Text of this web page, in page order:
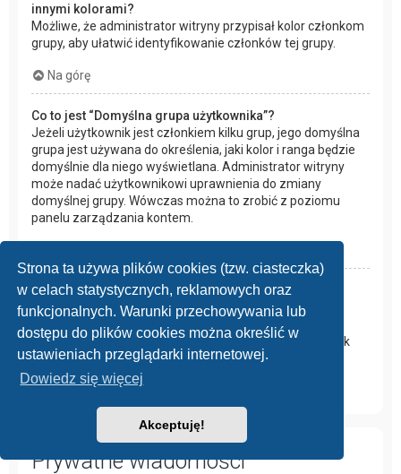
Strona ta używa plików cookies (tzw. ciasteczka)
w celach statystycznych, reklamowych oraz
funkcjonalnych. Warunki przechowywania lub
dostępu do plików cookies można określić w
ustawieniach przeglądarki internetowej.
Dowiedz się więcej
Akceptuję!
innymi kolorami?
Możliwe, że administrator witryny przypisał kolor członkom
grupy, aby ułatwić identyfikowanie członków tej grupy.
Na górę
Co to jest “Domyślna grupa użytkownika”?
Jeżeli użytkownik jest członkiem kilku grup, jego domyślna
grupa jest używana do określenia, jaki kolor i ranga będzie
domyślnie dla niego wyświetlana. Administrator witryny
może nadać użytkownikowi uprawnienia do zmiany
domyślnej grupy. Wówczas można to zrobić z poziomu
panelu zarządzania kontem.
Czym jest odnośnik “Zespół administracyjny”?
Odnośnik ten prowadzi do strony z listą osób
odpowiedzialnych za forum, na której znajduje się spis
administratorów i moderatorów oraz inne dane, takie jak
fora przez nich moderowane.
Prywatne wiadomości